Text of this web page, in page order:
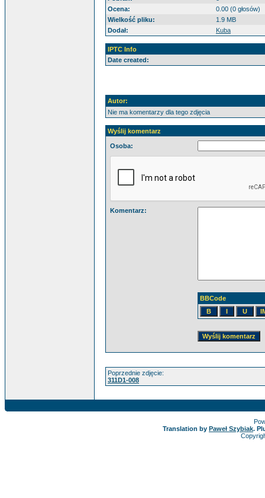
Ocena:
0.00 (0 głosów)
Wielkość pliku:
1.9 MB
Dodał:
Kuba
IPTC Info
Date created:
Autor:
Nie ma komentarzy dla tego zdjęcia
Wyślij komentarz
Osoba:
Komentarz:
BBCode
Poprzednie zdjęcie:
311D1-008
Translation by Paweł Szybiak.